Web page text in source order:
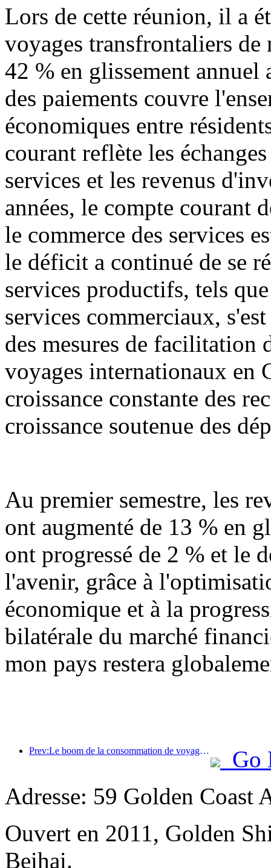
Lors de cette réunion, il a
voyages transfrontaliers de
42 % en glissement annuel
des paiements couvre
économiques entre
courant reflète les
services et les revenus
années, le compte courant
le commerce des services
le déficit a continué de se
services productifs, tels
services commerciaux,
des mesures de facilitation
voyages internationaux en
croissance constante des
croissance soutenue des
Au premier semestre, les
ont augmenté de 13 % en
ont progressé de 2 % et le
l'avenir, grâce à
économique et à la
bilatérale du marché
mon pays restera
Prev:Le boom de la consommation de voyages d'été s'accélère, le marché du tourisme culturel innove et se modernise
Go
Adresse: 59 Golden Coast
Ouvert en 2011, Golden
Beihai.